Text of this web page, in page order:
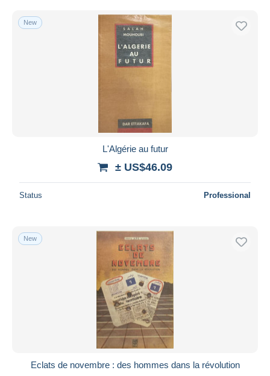
New
L'Algérie au futur
± US$46.09
Status Professional
New
Eclats de novembre : des hommes dans la révolution